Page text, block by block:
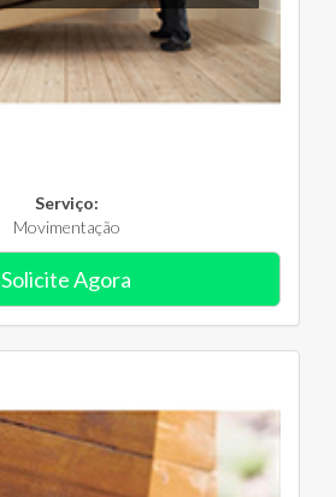
Serviço:
Movimentação
Solicite Agora